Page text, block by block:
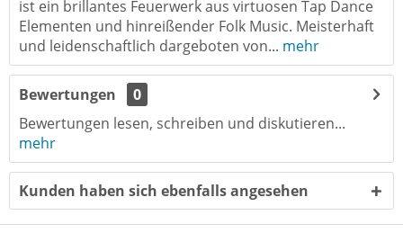
ist ein brillantes Feuerwerk aus virtuosen Tap Dance
Elementen und hinreißender Folk Music. Meisterhaft
und leidenschaftlich dargeboten von... mehr
Bewertungen
0
Bewertungen lesen, schreiben und diskutieren...
mehr
Kunden haben sich ebenfalls angesehen